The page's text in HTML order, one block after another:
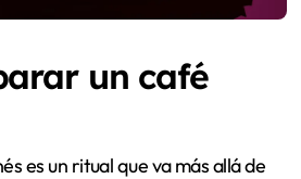
un café
es un ritual que va más allá de